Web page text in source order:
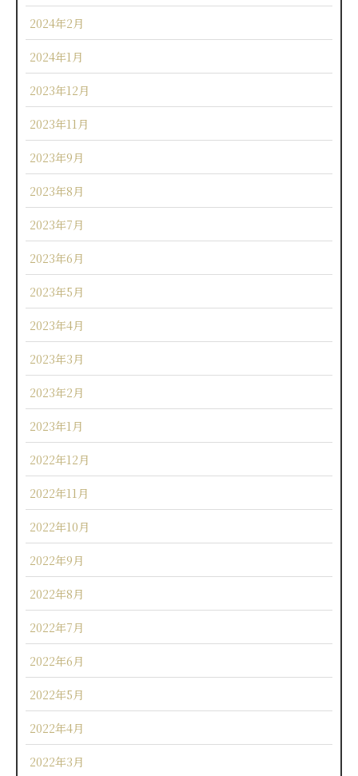
2024年2月
2024年1月
2023年12月
2023年11月
2023年9月
2023年8月
2023年7月
2023年6月
2023年5月
2023年4月
2023年3月
2023年2月
2023年1月
2022年12月
2022年11月
2022年10月
2022年9月
2022年8月
2022年7月
2022年6月
2022年5月
2022年4月
2022年3月